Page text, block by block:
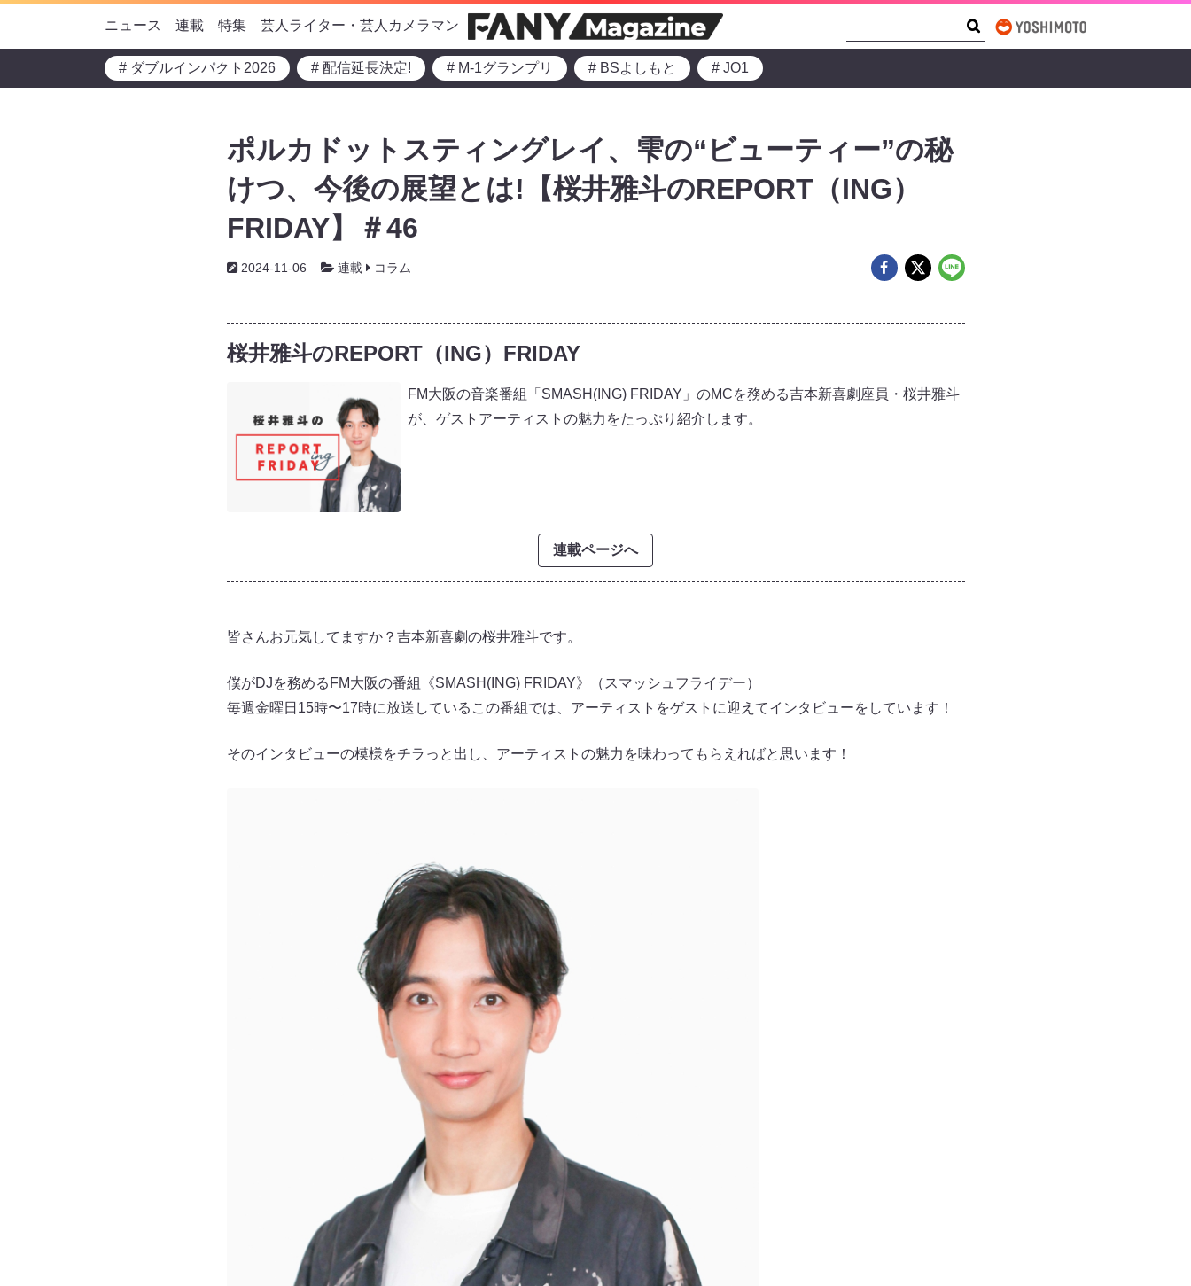
ニュース 連載 特集 芸人ライター・芸人カメラマン
# ダブルインパクト2026 # 配信延長決定! # M-1グランプリ # BSよしもと # JO1
ポルカドットスティングレイ、雫の“ビューティー”の秘
けつ、今後の展望とは!【桜井雅斗のREPORT（ING）
FRIDAY】＃46
2024-11-06 連載 コラム
桜井雅斗のREPORT（ING）FRIDAY
FM大阪の音楽番組「SMASH(ING) FRIDAY」のMCを務める吉本新喜劇座員・桜井雅斗
が、ゲストアーティストの魅力をたっぷり紹介します。
連載ページへ
皆さんお元気してますか？吉本新喜劇の桜井雅斗です。
僕がDJを務めるFM大阪の番組《SMASH(ING) FRIDAY》（スマッシュフライデー）
毎週金曜日15時〜17時に放送しているこの番組では、アーティストをゲストに迎えてインタビューをしています！
そのインタビューの模様をチラっと出し、アーティストの魅力を味わってもらえればと思います！